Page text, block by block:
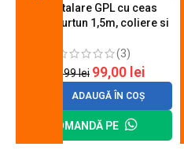
Kit instalare GPL cu ceas
butelie, furtun 1,5m, coliere si
(3)
120,99lei 99,00 lei
ADAUGĂ ÎN COȘ
COMANDĂ PE